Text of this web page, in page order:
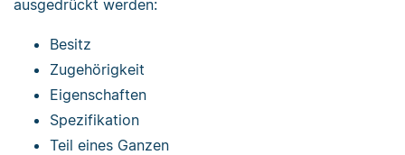
ausgedrückt werden:
Besitz
Zugehörigkeit
Eigenschaften
Spezifikation
Teil eines Ganzen